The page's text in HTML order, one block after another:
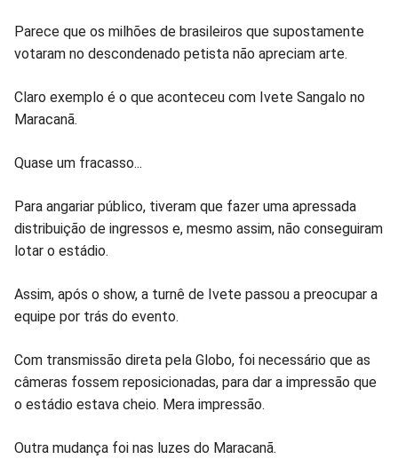
Parece que os milhões de brasileiros que supostamente
votaram no descondenado petista não apreciam arte.
Claro exemplo é o que aconteceu com Ivete Sangalo no
Maracanã.
Quase um fracasso...
Para angariar público, tiveram que fazer uma apressada
distribuição de ingressos e, mesmo assim, não conseguiram
lotar o estádio.
Assim, após o show, a turnê de Ivete passou a preocupar a
equipe por trás do evento.
Com transmissão direta pela Globo, foi necessário que as
câmeras fossem reposicionadas, para dar a impressão que
o estádio estava cheio. Mera impressão.
Outra mudança foi nas luzes do Maracanã.